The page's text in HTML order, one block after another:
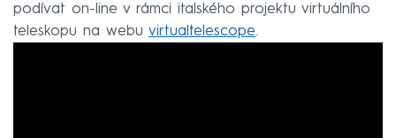
podívat on-line v rámci italského projektu virtuálního
teleskopu na webu virtualtelescope.